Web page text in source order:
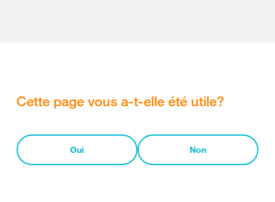
Cette page vous a-t-elle été utile?
Oui Non